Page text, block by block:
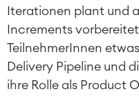
Iterationen plant und
Increments
TeilnehmerInnen
Delivery Pipeline und
ihre Rolle als Product